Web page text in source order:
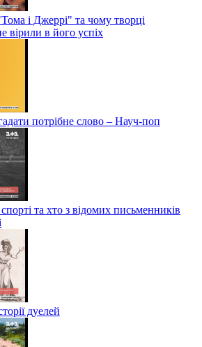
і Джеррі" та чому творці
вірили в його успіх
потрібне слово – Науч-поп
та хто з відомих письменників
дуелей